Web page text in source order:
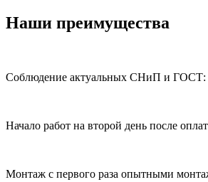
Наши преимущества
Соблюдение актуальных СНиП и ГОСТ:
Начало работ на второй день после
Монтаж с первого раза опытными